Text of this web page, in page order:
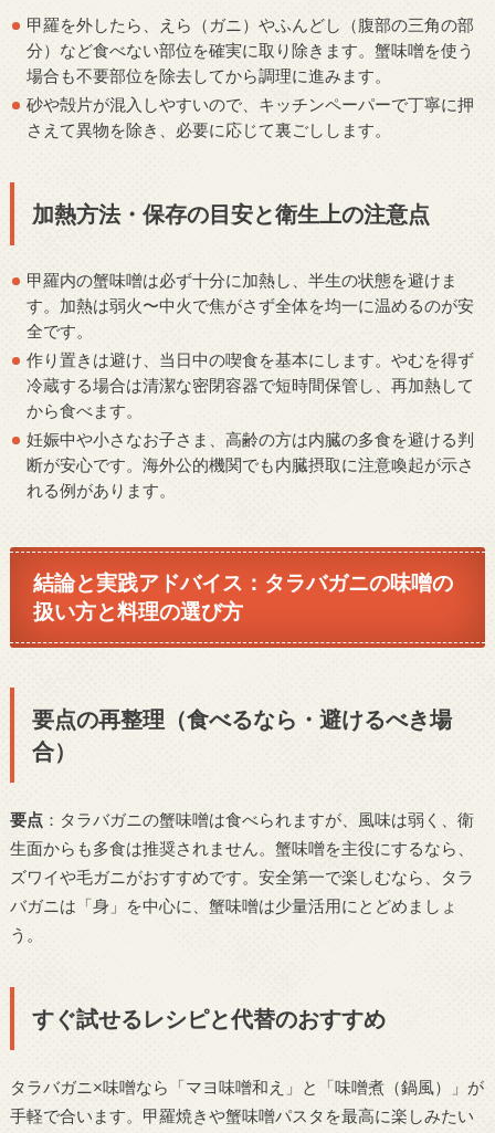
甲羅を外したら、えら（ガニ）やふんどし（腹部の三角の部
分）など食べない部位を確実に取り除きます。蟹味噌を使う
場合も不要部位を除去してから調理に進みます。
砂や殻片が混入しやすいので、キッチンペーパーで丁寧に押
さえて異物を除き、必要に応じて裏ごしします。
加熱方法・保存の目安と衛生上の注意点
甲羅内の蟹味噌は必ず十分に加熱し、半生の状態を避けま
す。加熱は弱火〜中火で焦がさず全体を均一に温めるのが安
全です。
作り置きは避け、当日中の喫食を基本にします。やむを得ず
冷蔵する場合は清潔な密閉容器で短時間保管し、再加熱して
から食べます。
妊娠中や小さなお子さま、高齢の方は内臓の多食を避ける判
断が安心です。海外公的機関でも内臓摂取に注意喚起が示さ
れる例があります。
結論と実践アドバイス：タラバガニの味噌の
扱い方と料理の選び方
要点の再整理（食べるなら・避けるべき場
合）
要点：タラバガニの蟹味噌は食べられますが、風味は弱く、衛
生面からも多食は推奨されません。蟹味噌を主役にするなら、
ズワイや毛ガニがおすすめです。安全第一で楽しむなら、タラ
バガニは「身」を中心に、蟹味噌は少量活用にとどめましょ
う。
すぐ試せるレシピと代替のおすすめ
タラバガニ×味噌なら「マヨ味噌和え」と「味噌煮（鍋風）」が
手軽で合います。甲羅焼きや蟹味噌パスタを最高に楽しみたい